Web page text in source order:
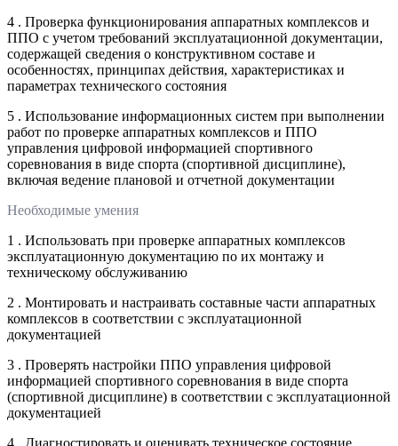
4 . Проверка функционирования аппаратных комплексов и
ППО с учетом требований эксплуатационной документации,
содержащей сведения о конструктивном составе и
особенностях, принципах действия, характеристиках и
параметрах технического состояния
5 . Использование информационных систем при выполнении
работ по проверке аппаратных комплексов и ППО
управления цифровой информацией спортивного
соревнования в виде спорта (спортивной дисциплине),
включая ведение плановой и отчетной документации
Необходимые умения
1 . Использовать при проверке аппаратных комплексов
эксплуатационную документацию по их монтажу и
техническому обслуживанию
2 . Монтировать и настраивать составные части аппаратных
комплексов в соответствии с эксплуатационной
документацией
3 . Проверять настройки ППО управления цифровой
информацией спортивного соревнования в виде спорта
(спортивной дисциплине) в соответствии с эксплуатационной
документацией
4 . Диагностировать и оценивать техническое состояние